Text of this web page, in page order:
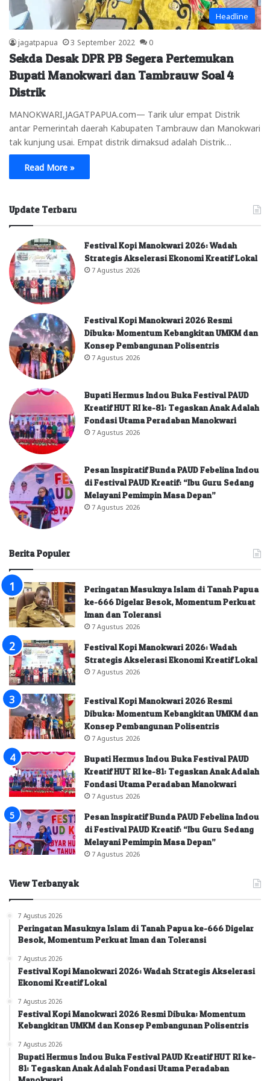
Headline
jagatpapua 3 September 2022 0
Sekda Desak DPR PB Segera Pertemukan
Bupati Manokwari dan Tambrauw Soal 4
Distrik
MANOKWARI,JAGATPAPUA.com— Tarik ulur empat Distrik
antar Pemerintah daerah Kabupaten Tambrauw dan Manokwari
tak kunjung usai. Empat distrik dimaksud adalah Distrik…
Read More »
Update Terbaru
Festival Kopi Manokwari 2026: Wadah
Strategis Akselerasi Ekonomi Kreatif Lokal
7 Agustus 2026
Festival Kopi Manokwari 2026 Resmi
Dibuka: Momentum Kebangkitan UMKM dan
Konsep Pembangunan Polisentris
7 Agustus 2026
Bupati Hermus Indou Buka Festival PAUD
Kreatif HUT RI ke-81: Tegaskan Anak Adalah
Fondasi Utama Peradaban Manokwari
7 Agustus 2026
Pesan Inspiratif Bunda PAUD Febelina Indou
di Festival PAUD Kreatif: “Ibu Guru Sedang
Melayani Pemimpin Masa Depan”
7 Agustus 2026
Berita Populer
Peringatan Masuknya Islam di Tanah Papua
ke-666 Digelar Besok, Momentum Perkuat
Iman dan Toleransi
7 Agustus 2026
Festival Kopi Manokwari 2026: Wadah
Strategis Akselerasi Ekonomi Kreatif Lokal
7 Agustus 2026
Festival Kopi Manokwari 2026 Resmi
Dibuka: Momentum Kebangkitan UMKM dan
Konsep Pembangunan Polisentris
7 Agustus 2026
Bupati Hermus Indou Buka Festival PAUD
Kreatif HUT RI ke-81: Tegaskan Anak Adalah
Fondasi Utama Peradaban Manokwari
7 Agustus 2026
Pesan Inspiratif Bunda PAUD Febelina Indou
di Festival PAUD Kreatif: “Ibu Guru Sedang
Melayani Pemimpin Masa Depan”
7 Agustus 2026
View Terbanyak
7 Agustus 2026
Peringatan Masuknya Islam di Tanah Papua ke-666 Digelar
Besok, Momentum Perkuat Iman dan Toleransi
7 Agustus 2026
Festival Kopi Manokwari 2026: Wadah Strategis Akselerasi
Ekonomi Kreatif Lokal
7 Agustus 2026
Festival Kopi Manokwari 2026 Resmi Dibuka: Momentum
Kebangkitan UMKM dan Konsep Pembangunan Polisentris
7 Agustus 2026
Bupati Hermus Indou Buka Festival PAUD Kreatif HUT RI ke-
81: Tegaskan Anak Adalah Fondasi Utama Peradaban